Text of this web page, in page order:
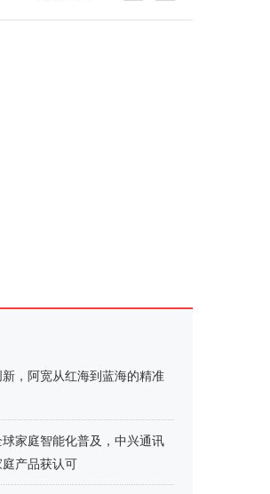
，阿宽从红海到蓝海的精准
家庭智能化普及，中兴通讯
庭产品获认可